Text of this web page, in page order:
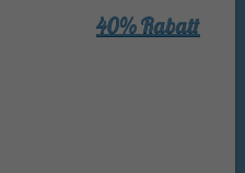
40% Rabatt